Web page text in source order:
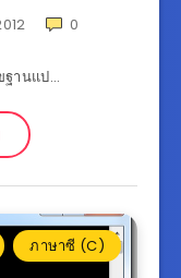
0
ฐานแป…
ภาษาซี (C)